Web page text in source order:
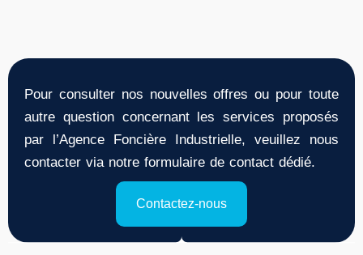
Contactez-nous
Pour consulter nos nouvelles offres ou pour toute
autre question concernant les services proposés
par l’Agence Foncière Industrielle, veuillez nous
contacter via notre formulaire de contact dédié.